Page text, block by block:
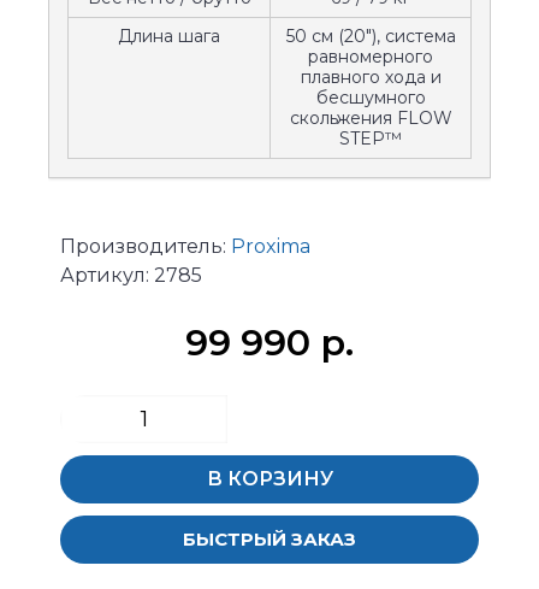
Длина шага
50 см (20"), система
равномерного
плавного хода и
бесшумного
скольжения FLOW
STEP™
Производитель: Proxima
Артикул: 2785
99 990 р.
В КОРЗИНУ
БЫСТРЫЙ ЗАКАЗ